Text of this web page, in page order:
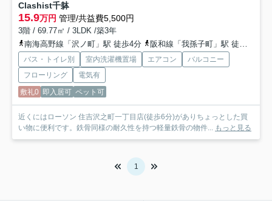
Clashist千躰
15.9万円 管理/共益費5,500円
3階 / 69.77㎡ / 3LDK /築3年
南海高野線「沢ノ町」駅 徒歩4分
阪和線「我孫子町」駅 徒歩16分
バス・トイレ別 室内洗濯機置場 エアコン
バルコニー
フローリング
電気有
敷礼0 即入居可 ペット可
近くにはローソン 住吉沢之町一丁目店(徒歩6分)がありちょっとした買
い物に便利です。鉄骨同様の耐久性を持つ軽量鉄骨の物件... もっと見る
1